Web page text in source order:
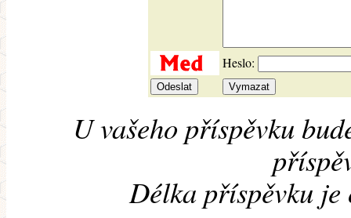
Heslo:
U vašeho příspěvku
Délka příspěvku je